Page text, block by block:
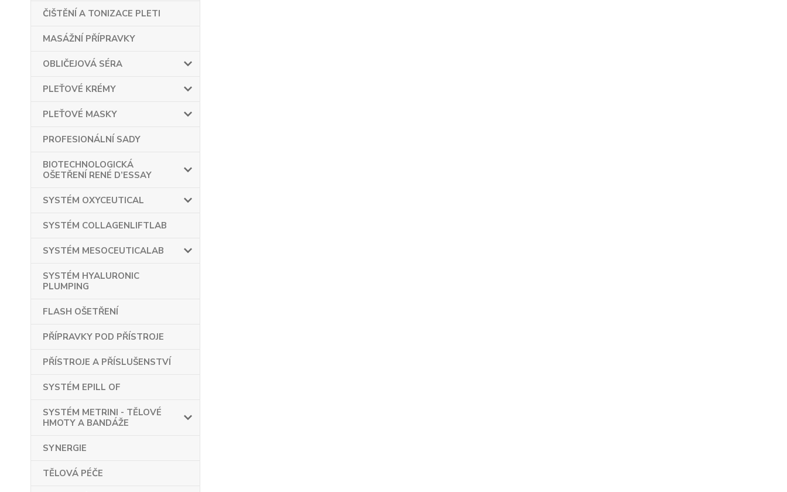
ČIŠTĚNÍ A TONIZACE PLETI
MASÁŽNÍ PŘÍPRAVKY
OBLIČEJOVÁ SÉRA
PLEŤOVÉ KRÉMY
PLEŤOVÉ MASKY
PROFESIONÁLNÍ SADY
BIOTECHNOLOGICKÁ
OŠETŘENÍ RENÉ D’ESSAY
SYSTÉM OXYCEUTICAL
SYSTÉM COLLAGENLIFTLAB
SYSTÉM MESOCEUTICALAB
SYSTÉM HYALURONIC
PLUMPING
FLASH OŠETŘENÍ
PŘÍPRAVKY POD PŘÍSTROJE
PŘÍSTROJE A PŘÍSLUŠENSTVÍ
SYSTÉM EPILL OF
SYSTÉM METRINI - TĚLOVÉ
HMOTY A BANDÁŽE
SYNERGIE
TĚLOVÁ PÉČE